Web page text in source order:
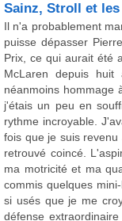
Sainz, Stroll et
Il n'a probablement
puisse dépasser
Prix, ce qui aurait été
McLaren depuis huit
néanmoins hommage
j'étais un peu en
rythme incroyable.
fois que je suis
retrouvé coincé.
ma motricité et ma
commis quelques
si usés que je me
défense